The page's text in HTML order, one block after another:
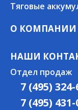
Тяговые
О КОМПАНИИ
НАШИ
Отдел продаж
7 (495)
7 (495)